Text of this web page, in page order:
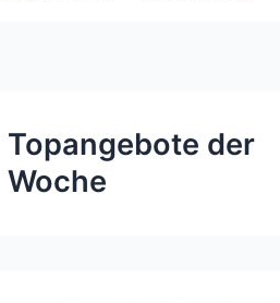
Topangebote der
Woche